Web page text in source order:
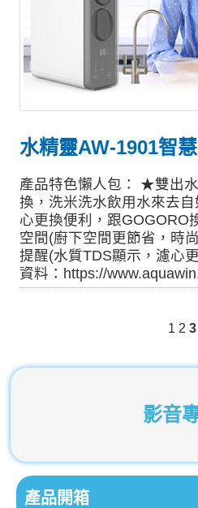
影音
產品開箱
水精靈AW-1901智
產品特色懶人包： ★雙出
換，洗米洗水飲用水來去
心更換便利，跟
空間(廚下空間更節省，時
提醒(水質TDS顯示，濾心
資料：https://
1 2 3